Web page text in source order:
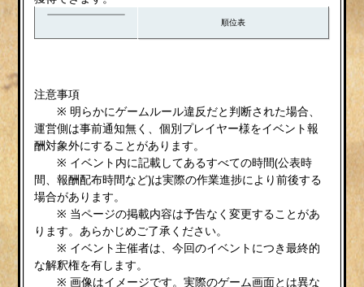
順位表
注意事項
※ 明らかにゲームルール違反だと判断された場合、
運営側は事前通知無く、個別プレイヤー様をイベント報
酬対象外にすることがあります。
※ イベント内に記載してあるすべての時間(公表時
間、報酬配布時間など)は実際の作業進捗により前後する
場合があります。
※ 当ページの掲載内容は予告なく変更することがあ
ります。あらかじめご了承ください。
※ イベント主催者は、今回のイベントにつき最終的
な解釈権を有します。
※ 画像はイメージです。実際のゲーム画面とは異な